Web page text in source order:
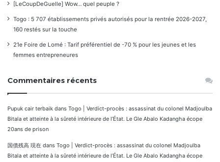
[LeCoupDeGuelle] Wow… quel peuple ?
Togo : 5 707 établissements privés autorisés pour la rentrée 2026-2027,
160 restés sur la touche
21e Foire de Lomé : Tarif préférentiel de -70 % pour les jeunes et les
femmes entrepreneures
Commentaires récents
Pupuk cair terbaik dans Togo | Verdict-procès : assassinat du colonel Madjoulba
Bitala et atteinte à la sûreté intérieure de l’État. Le Gle Abalo Kadangha écope
20ans de prison
国債残高 現在 dans Togo | Verdict-procès : assassinat du colonel Madjoulba
Bitala et atteinte à la sûreté intérieure de l’État. Le Gle Abalo Kadangha écope